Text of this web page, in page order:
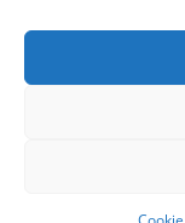
© Copyright © 2020 -
95350 Saint Brice